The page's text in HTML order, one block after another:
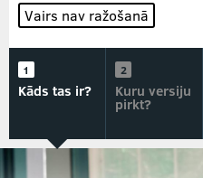
Vairs nav ražošanā
Kāds tas ir? Kuru versiju
pirkt?